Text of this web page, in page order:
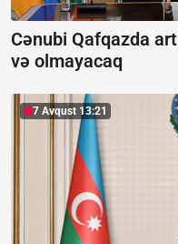
Cənubi Qafqazda
və olmayacaq
7 Avqust 13:21